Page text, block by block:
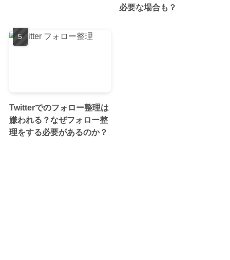
必要な場合も？
Twitterでのフォロー整理は
嫌われる？なぜフォロー整
理をする必要があるのか？